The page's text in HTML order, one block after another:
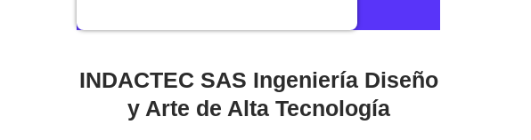
INDACTEC SAS Ingeniería Diseño
y Arte de Alta Tecnología